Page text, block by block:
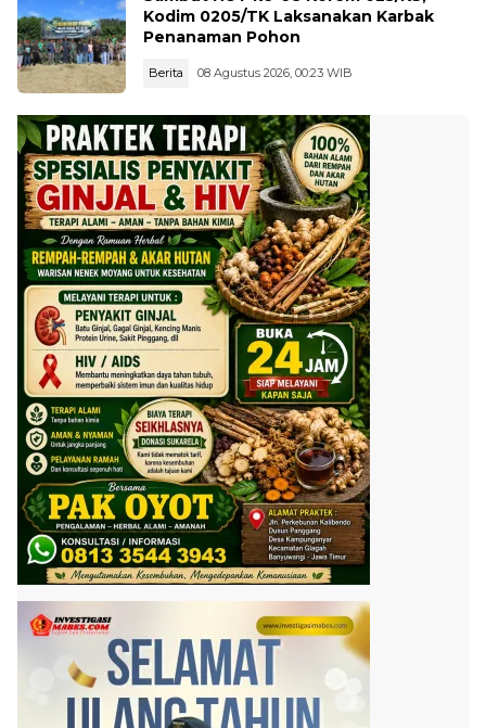
Kodim 0205/TK Laksanakan Karbak
Penanaman Pohon
Berita 08 Agustus 2026, 00:23 WIB